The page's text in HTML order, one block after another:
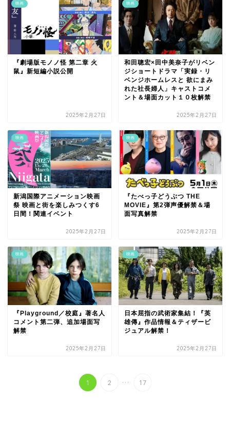
映画
『劇場版モノノ怪 第二章 火
鼠』新短編小説公開
2025年2月27日
映画
和田聰宏×田中美奈子がリベン
ジショートドラマ「実録・リ
ベンジホームレスと 欲にまみ
れた社長婦人」キャストコメ
ント＆場面カット１０枚解禁
2025年2月27日
映画
新潟国際アニメーション映画
祭 映画と街を楽しみつくす6
日間！関連イベント
2025年2月27日
映画
『たべっ子どうぶつ THE
MOVIE』第2弾声優解禁＆場
面写真解禁
2025年2月27日
映画
『Playground／校庭』著名人
コメント第二弾、追加場面写
解禁
2025年2月27日
映画
日本屈指の武術家集結！『英
雄傳』作品情報＆ティザービ
ジュアル解禁！
2025年2月27日
1 2 ... 17